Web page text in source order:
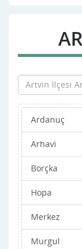
Ardanuç
Arhavi
Borçka
Hopa
Merkez
Murgul